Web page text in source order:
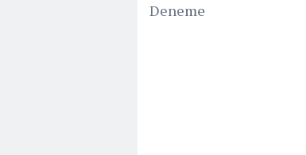
Deneme